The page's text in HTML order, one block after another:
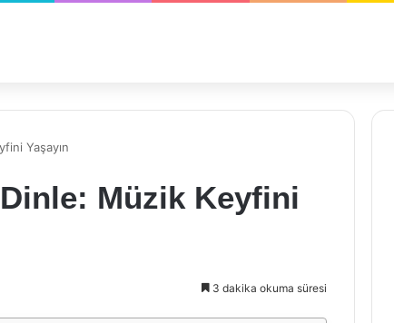
Yaşayın
Müzik Keyfini
3 dakika okuma süresi